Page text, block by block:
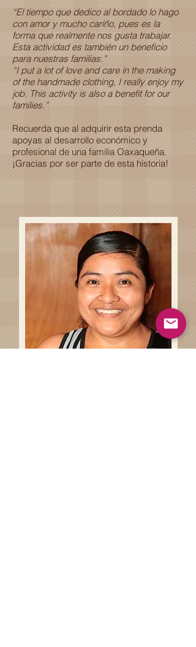
“El tiempo que dedico al bordado lo hago
con amor y mucho cariño, pues es la
forma que realmente nos gusta trabajar.
Esta actividad es también un beneficio
para nuestras familias.”
“I put a lot of love and care in the making
of the handmade clothing, I really enjoy my
job. This activity is also a benefit for our
families.”
Recuerda que al adquirir esta prenda
apoyas al desarrollo económico y
profesional de una familia Oaxaqueña.
¡Gracias por ser parte de esta historia!